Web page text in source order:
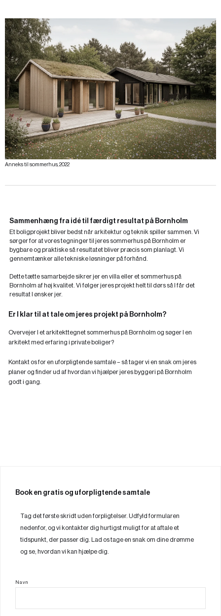
Anneks til sommerhus, 2022
Sammenhæng fra idé til færdigt resultat på Bornholm
Et boligprojekt bliver bedst når arkitektur og teknik spiller sammen. Vi
sørger for at vores tegninger til jeres sommerhus på Bornholm er
bygbare og praktiske så resultatet bliver præcis som planlagt. Vi
gennemtænker alle tekniske løsninger på forhånd.
Dette tætte samarbejde sikrer jer en villa eller et sommerhus på
Bornholm af høj kvalitet. Vi følger jeres projekt helt til dørs så I får det
resultat I ønsker jer.
Er I klar til at tale om jeres projekt på Bornholm?
Overvejer I et arkitekttegnet sommerhus på Bornholm og søger I en
arkitekt med erfaring i private boliger?
Kontakt os for en uforpligtende samtale – så tager vi en snak om jeres
planer og finder ud af hvordan vi hjælper jeres byggeri på Bornholm
godt i gang.
Book en gratis og uforpligtende samtale
Tag det første skridt uden forpligtelser. Udfyld formularen
nedenfor, og vi kontakter dig hurtigst muligt for at aftale et
tidspunkt, der passer dig. Lad os tage en snak om dine drømme
og se, hvordan vi kan hjælpe dig.
Navn